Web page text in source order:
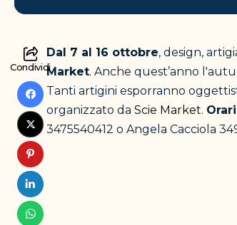
Condividi
Dal 7 al 16 ottobre, design,
Market. Anche quest’anno
Tanti artigini esporranno
organizzato da Scie Market. Orari
3475540412 o Angela Cacciola